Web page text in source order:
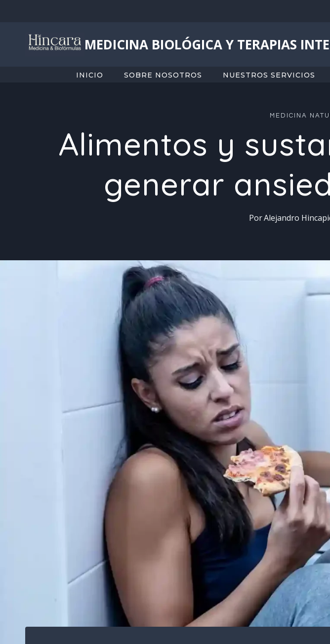
contenido
MEDICINA BIOLÓGICA Y TERAPIAS
INICIO SOBRE NOSOTROS NUESTROS SERVICIOS
MEDICINA
Alimentos y
generar
PorAlejandro